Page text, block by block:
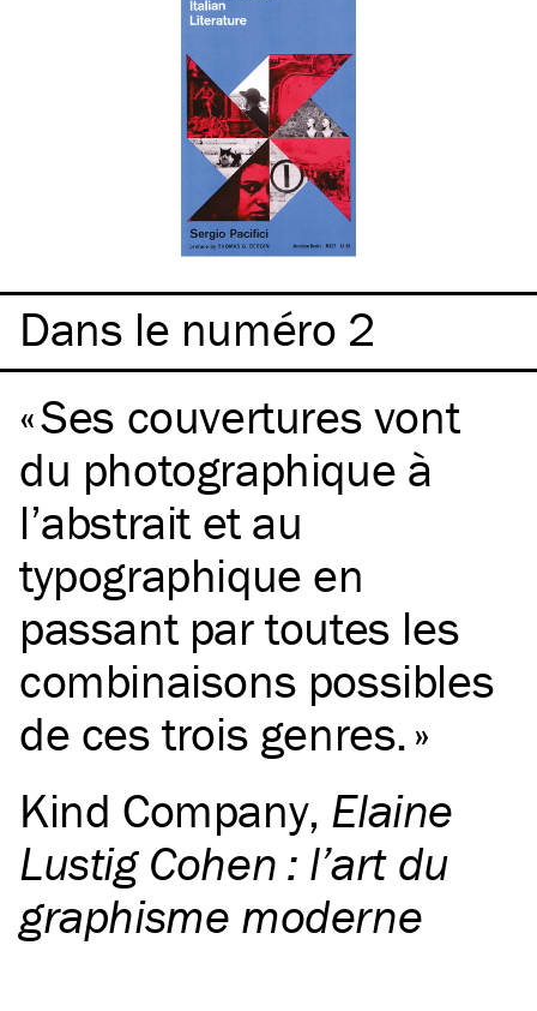
Dans le numéro 2
Ses couvertures vont
du photographique à
l’abstrait et au
typographique en
passant par toutes les
combinaisons possibles
de ces trois genres.
Kind Company, Elaine
Lustig Cohen : l’art du
graphisme moderne